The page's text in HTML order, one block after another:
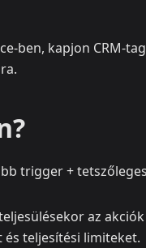
ben, kapjon
trigger +
az
teljesítési limiteket.